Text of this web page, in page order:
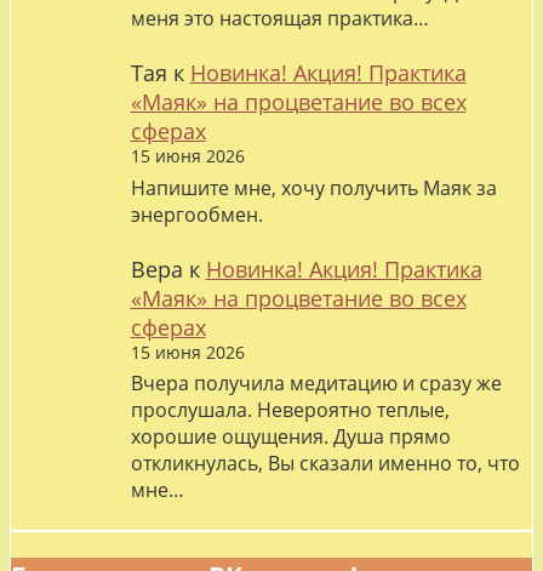
меня это настоящая практика…
Тая к Новинка! Акция! Практика
«Маяк» на процветание во всех
сферах
15 июня 2026
Напишите мне, хочу получить Маяк за
энергообмен.
Вера к Новинка! Акция! Практика
«Маяк» на процветание во всех
сферах
15 июня 2026
Вчера получила медитацию и сразу же
прослушала. Невероятно теплые,
хорошие ощущения. Душа прямо
откликнулась, Вы сказали именно то, что
мне…